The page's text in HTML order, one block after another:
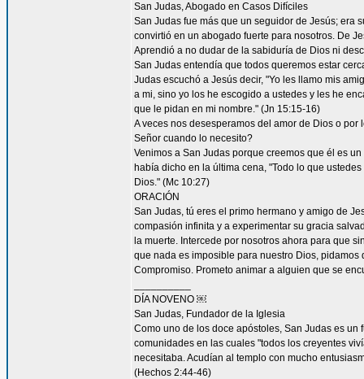
San Judas, Abogado en Casos Difíciles
San Judas fue más que un seguidor de Jesús; era
convirtió en un abogado fuerte para nosotros. De
Aprendió a no dudar de la sabiduría de Dios ni
San Judas entendía que todos queremos estar
Judas escuchó a Jesús decir, "Yo les llamo mis
a mi, sino yo los he escogido a ustedes y les he
que le pidan en mi nombre." (Jn 15:15-16)
A veces nos desesperamos del amor de Dios o
Señor cuando lo necesito?
Venimos a San Judas porque creemos que él es
había dicho en la última cena, "Todo lo que
Dios." (Mc 10:27)
ORACIÓN
San Judas, tú eres el primo hermano y amigo de
compasión infinita y a experimentar su gracia
la muerte. Intercede por nosotros ahora para que
que nada es imposible para nuestro Dios,
Compromiso. Prometo animar a alguien que se
DÍA NOVENO ￼
San Judas, Fundador de la Iglesia
Como uno de los doce apóstoles, San Judas es
comunidades en las cuales "todos los creyentes
necesitaba. Acudían al templo con mucho
(Hechos 2:44-46)